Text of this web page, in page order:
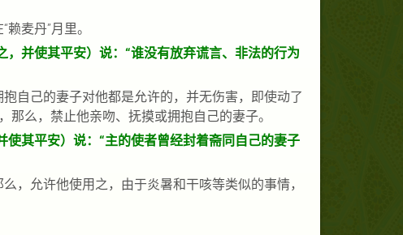
麦丹”月里。
，并使其平安）说：“谁没有放弃谎言、非法的行为
自己的妻子对他都是允许的，并无伤害，即使动了
么，禁止他亲吻、抚摸或拥抱自己的妻子。
使其平安）说：“主的使者曾经封着斋同自己的妻子
，允许他使用之，由于炎暑和干咳等类似的事情，